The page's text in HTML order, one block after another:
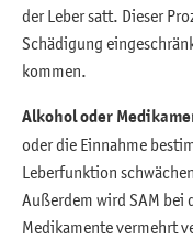
der Leber satt. Dieser
Schädigung
kommen.
Alkohol oder
oder die Einnahme
Leberfunktion
Außerdem wird SAM
Medikamente vermehrt